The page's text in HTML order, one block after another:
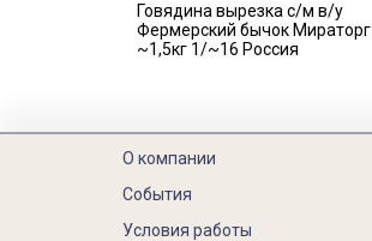
Говядина вырезка с/м в/у
Фермерский бычок Мираторг
~1,5кг 1/~16 Россия
О компании
События
Условия работы